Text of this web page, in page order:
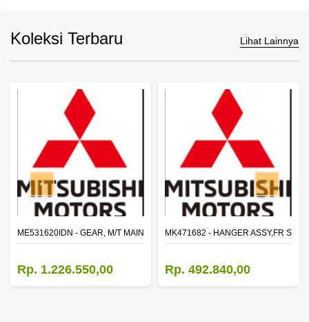
Koleksi Terbaru Lihat Lainnya
2ND SPEED (M035S5)
ME531620IDN - GEAR, M/T MAIN SHAFT REVERSE
Rp. 1.226.550,00
MK471682 - HANGER ASSY,FR
Rp. 492.840,00
< >